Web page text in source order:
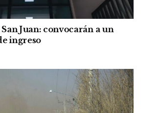
Juan: convocarán a un
ingreso